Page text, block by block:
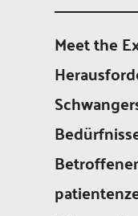
Meet the